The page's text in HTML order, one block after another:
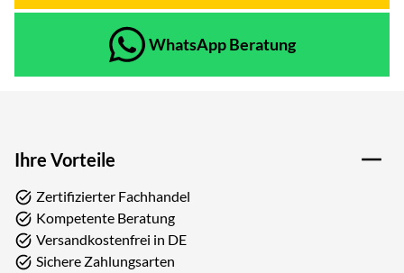
WhatsApp Beratung
Ihre Vorteile
Zertifizierter Fachhandel
Kompetente Beratung
Versandkostenfrei in DE
Sichere Zahlungsarten